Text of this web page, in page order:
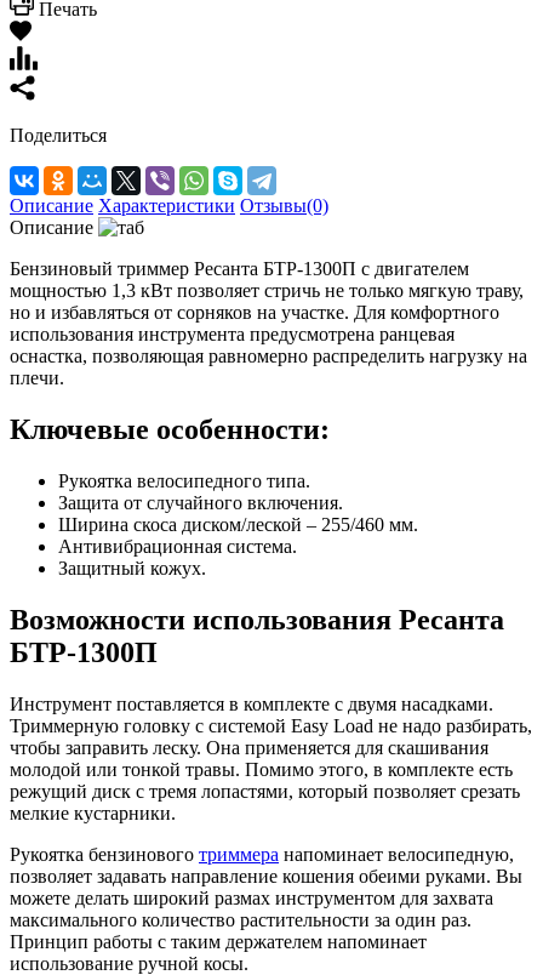
Печать
Поделиться
Описание Характеристики Отзывы(0)
Описание
Бензиновый триммер Ресанта БТР-1300П с двигателем
мощностью 1,3 кВт позволяет стричь не только мягкую траву,
но и избавляться от сорняков на участке. Для комфортного
использования инструмента предусмотрена ранцевая
оснастка, позволяющая равномерно распределить нагрузку на
плечи.
Ключевые особенности:
Рукоятка велосипедного типа.
Защита от случайного включения.
Ширина скоса диском/леской – 255/460 мм.
Антивибрационная система.
Защитный кожух.
Возможности использования Ресанта
БТР-1300П
Инструмент поставляется в комплекте с двумя насадками.
Триммерную головку с системой Easy Load не надо разбирать,
чтобы заправить леску. Она применяется для скашивания
молодой или тонкой травы. Помимо этого, в комплекте есть
режущий диск с тремя лопастями, который позволяет срезать
мелкие кустарники.
Рукоятка бензинового триммера напоминает велосипедную,
позволяет задавать направление кошения обеими руками. Вы
можете делать широкий размах инструментом для захвата
максимального количество растительности за один раз.
Принцип работы с таким держателем напоминает
использование ручной косы.